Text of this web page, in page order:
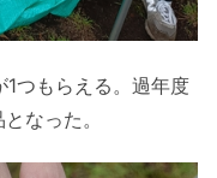
つもらえる。過年度
なった。